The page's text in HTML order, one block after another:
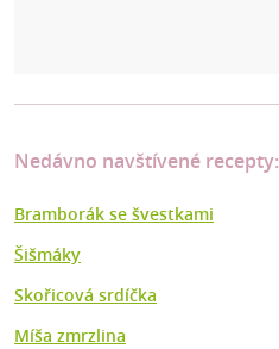
Nedávno navštívené recepty:
Bramborák se švestkami
Šišmáky
Skořicová srdíčka
Míša zmrzlina